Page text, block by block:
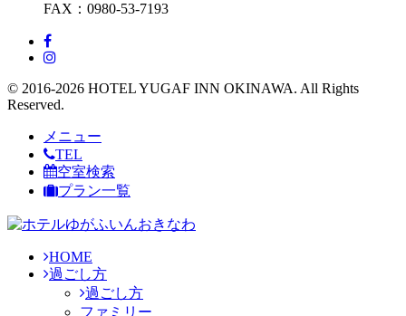
FAX：0980-53-7193
© 2016-2026 HOTEL YUGAF INN OKINAWA. All Rights
Reserved.
メニュー
TEL
空室検索
プラン一覧
HOME
過ごし方
過ごし方
ファミリー